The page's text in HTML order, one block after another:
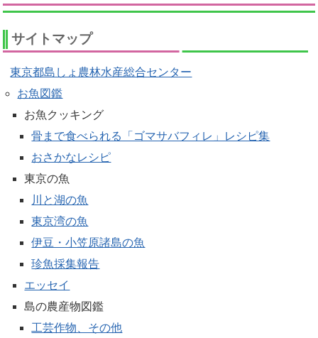
サイトマップ
東京都島しょ農林水産総合センター
お魚図鑑
お魚クッキング
骨まで食べられる「ゴマサバフィレ」レシピ集
おさかなレシピ
東京の魚
川と湖の魚
東京湾の魚
伊豆・小笠原諸島の魚
珍魚採集報告
エッセイ
島の農産物図鑑
工芸作物、その他